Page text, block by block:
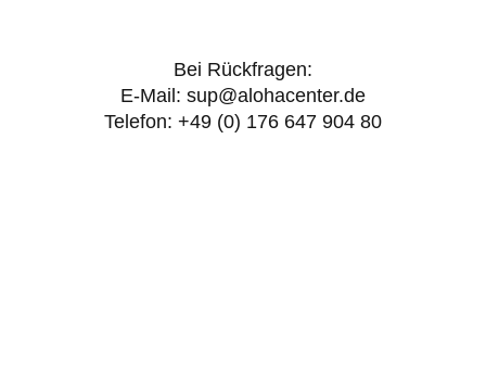
Bei Rückfragen:
E-Mail: sup@alohacenter.de
Telefon: +49 (0) 176 647 904 80